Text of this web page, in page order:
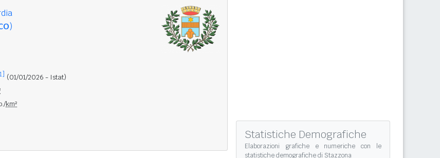
)
[1] (01/01/2026 - Istat)
km²
Statistiche Demografiche
Elaborazioni grafiche e numeriche con le
statistiche demografiche di Stazzona